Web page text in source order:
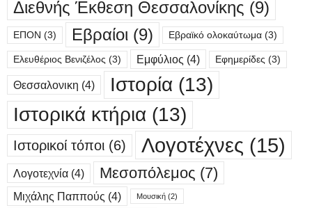
Διεθνής Έκθεση Θεσσαλονίκης (9)
ΕΠΟΝ (3) Εβραίοι (9) Εβραϊκό ολοκαύτωμα (3)
Ελευθέριος Βενιζέλος (3) Εμφύλιος (4) Εφημερίδες (3)
Θεσσαλονικη (4) Ιστορία (13)
Ιστορικά κτήρια (13)
Ιστορικοί τόποι (6) Λογοτέχνες (15)
Λογοτεχνία (4) Μεσοπόλεμος (7)
Μιχάλης Παππούς (4) Μουσική (2)